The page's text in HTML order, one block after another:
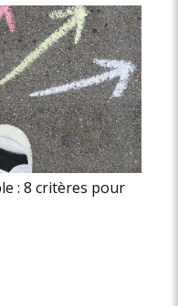
: 8 critères pour